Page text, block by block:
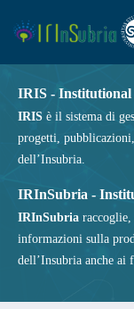
IRIS - Institutional
IRIS è il sistema di
progetti,
dell’Insubria.
IRInSubria -
IRInSubria raccoglie,
informazioni sulla
dell’Insubria anche ai